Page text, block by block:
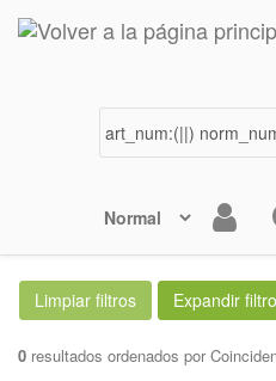
0 resultados ordenados por